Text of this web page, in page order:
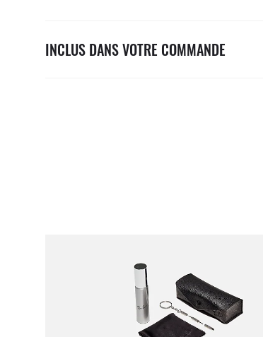
INCLUS DANS VOTRE COMMANDE